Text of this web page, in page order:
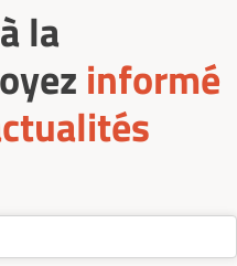
la
informé